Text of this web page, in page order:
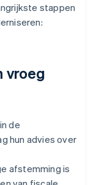
stappen
vroeg
de
hun advies over
afstemming is